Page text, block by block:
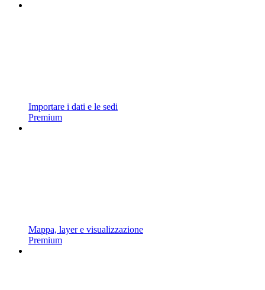
Importare i dati e le sedi
Premium
Mappa, layer e visualizzazione
Premium